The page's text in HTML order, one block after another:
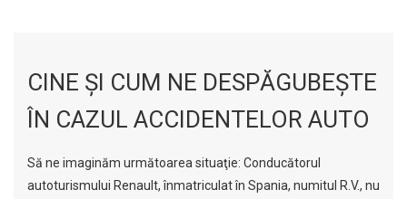
CINE ŞI CUM NE DESPĂGUBEŞTE
ÎN CAZUL ACCIDENTELOR AUTO
Să ne imaginăm următoarea situaţie: Conducătorul
autoturismului Renault, înmatriculat în Spania, numitul R.V., nu